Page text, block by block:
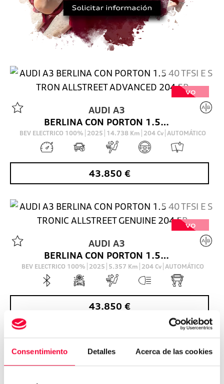
Consentimiento Detalles Acerca de las cookies
VO
AUDI A3
BERLINA CON PORTON 1.5 40 TFSI E S TRON ALLSTREET ADVANCED 204 5P
BEV ELECTRICO 100% 2025 14.738 Km 204 Cv AUTOMÁTICO
43.850 €
VO
AUDI A3
BERLINA CON PORTON 1.5 40 TFSI E S TRONIC ALLSTREET GENUINE 204 5P
BEV ELECTRICO 100% 2025 5.357 Km 204 Cv AUTOMÁTICO
43.850 €